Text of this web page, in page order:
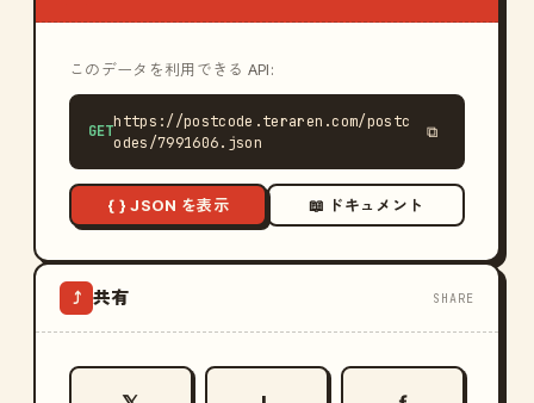
このデータを利用できる API:
GET
https://postcode.teraren.com/postc
odes/7991606.json
⧉
{ } JSON を表示 📖 ドキュメント
⤴ 共有 SHARE